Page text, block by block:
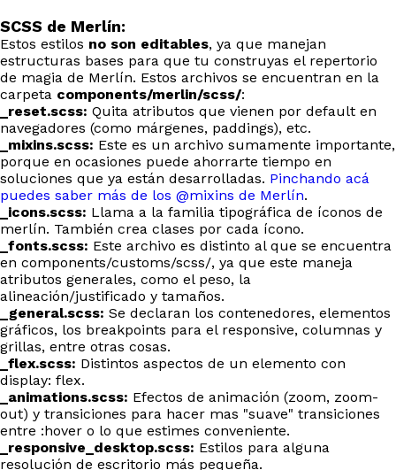
SCSS de Merlín:
Estos estilos no son editables, ya que manejan
estructuras bases para que tu construyas el repertorio
de magia de Merlín. Estos archivos se encuentran en la
carpeta components/merlin/scss/:
_reset.scss: Quita atributos que vienen por default en
navegadores (como márgenes, paddings), etc.
_mixins.scss: Este es un archivo sumamente importante,
porque en ocasiones puede ahorrarte tiempo en
soluciones que ya están desarrolladas. Pinchando acá
puedes saber más de los @mixins de Merlín.
_icons.scss: Llama a la familia tipográfica de íconos de
merlín. También crea clases por cada ícono.
_fonts.scss: Este archivo es distinto al que se encuentra
en components/customs/scss/, ya que este maneja
atributos generales, como el peso, la
alineación/justificado y tamaños.
_general.scss: Se declaran los contenedores, elementos
gráficos, los breakpoints para el responsive, columnas y
grillas, entre otras cosas.
_flex.scss: Distintos aspectos de un elemento con
display: flex.
_animations.scss: Efectos de animación (zoom, zoom-
out) y transiciones para hacer mas "suave" transiciones
entre :hover o lo que estimes conveniente.
_responsive_desktop.scss: Estilos para alguna
resolución de escritorio más pequeña.